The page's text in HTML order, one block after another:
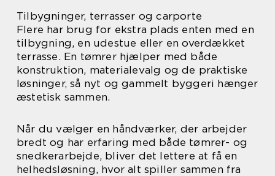
Tilbygninger, terrasser og carporte
Flere har brug for ekstra plads enten med en
tilbygning, en udestue eller en overdækket
terrasse. En tømrer hjælper med både
konstruktion, materialevalg og de praktiske
løsninger, så nyt og gammelt byggeri hænger
æstetisk sammen.
Når du vælger en håndværker, der arbejder
bredt og har erfaring med både tømrer- og
snedkerarbejde, bliver det lettere at få en
helhedsløsning, hvor alt spiller sammen fra